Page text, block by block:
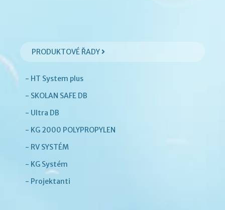
PRODUKTOVÉ ŘADY
- HT System plus
- SKOLAN SAFE DB
- Ultra DB
- KG 2000 POLYPROPYLEN
- RV SYSTÉM
- KG Systém
- Projektanti